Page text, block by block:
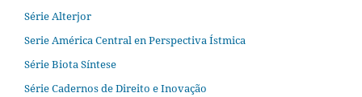
Série Alterjor
Serie América Central en Perspectiva Ístmica
Série Biota Síntese
Série Cadernos de Direito e Inovação